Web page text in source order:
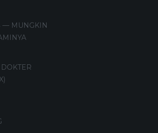
— MUNGKIN